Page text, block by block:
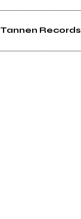
Tannen Records